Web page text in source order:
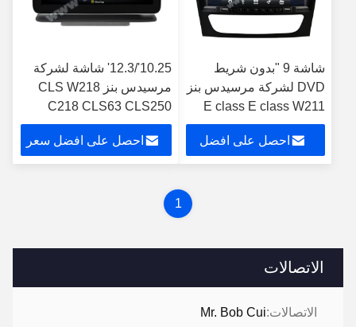
الاتصالات
الاتصالات:Mr. Bob Cui
شاشة 9 "بدون شريط
DVD لشركة مرسيدس بنز
E class E class W211
E200 CLS G-CLASS
W463 2002-2010
احصل على افضل
10.25'/12.3' شاشة لشركة
مرسيدس بنز CLS W218
C218 CLS63 CLS250
CLS300 CLS350 CLS500
احصل على افضل سعر
1